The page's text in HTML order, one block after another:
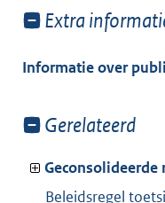
Toon
van:
Extra
Informatie over
Toon
van:
Gerelateerd
Geconsolideerde
Beleidsregel